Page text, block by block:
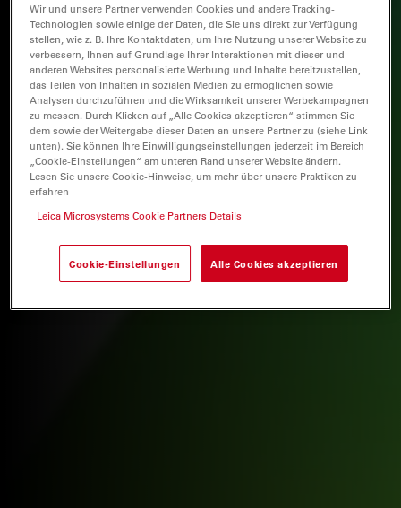
Wir und unsere Partner verwenden Cookies und andere Tracking-
Technologien sowie einige der Daten, die Sie uns direkt zur Verfügung
stellen, wie z. B. Ihre Kontaktdaten, um Ihre Nutzung unserer Website zu
verbessern, Ihnen auf Grundlage Ihrer Interaktionen mit dieser und
anderen Websites personalisierte Werbung und Inhalte bereitzustellen,
das Teilen von Inhalten in sozialen Medien zu ermöglichen sowie
Analysen durchzuführen und die Wirksamkeit unserer Werbekampagnen
zu messen. Durch Klicken auf „Alle Cookies akzeptieren“ stimmen Sie
dem sowie der Weitergabe dieser Daten an unsere Partner zu (siehe Link
unten). Sie können Ihre Einwilligungseinstellungen jederzeit im Bereich
„Cookie-Einstellungen“ am unteren Rand unserer Website ändern.
Lesen Sie unsere Cookie-Hinweise, um mehr über unsere Praktiken zu
erfahren
Leica Microsystems Cookie Partners Details
Cookie-Einstellungen Alle Cookies akzeptieren